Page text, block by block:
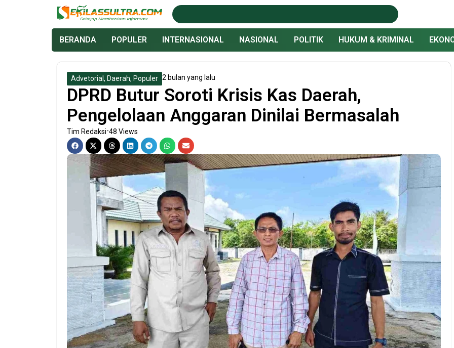
BERANDA POPULER INTERNASIONAL NASIONAL POLITIK HUKUM & KRIMINAL
2 bulan yang lalu
Advetorial , Daerah, Populer
DPRD Butur Soroti Krisis Kas Daerah,
Pengelolaan Anggaran Dinilai Bermasalah
Tim Redaksi-48 Views